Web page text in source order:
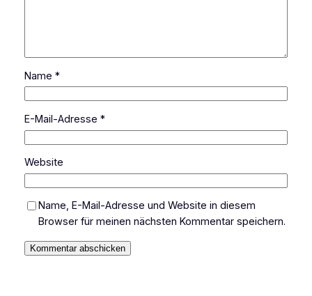
Name *
E-Mail-Adresse *
Website
Name, E-Mail-Adresse und Website in diesem
Browser für meinen nächsten Kommentar speichern.